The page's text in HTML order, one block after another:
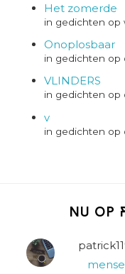
Het zomerde
in gedichten op
Onoplosbaar
in gedichten op
VLINDERS
in gedichten op
v
in gedichten op
Nu op